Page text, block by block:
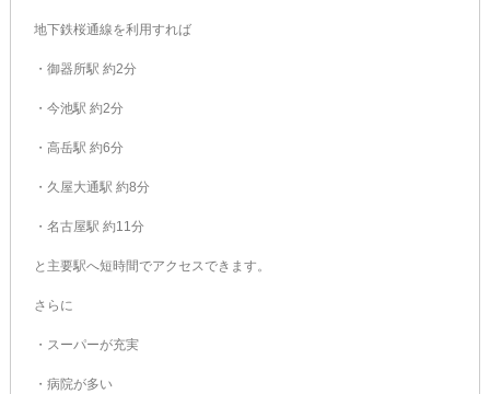
地下鉄桜通線を利用すれば
・御器所駅 約2分
・今池駅 約2分
・高岳駅 約6分
・久屋大通駅 約8分
・名古屋駅 約11分
と主要駅へ短時間でアクセスできます。
さらに
・スーパーが充実
・病院が多い